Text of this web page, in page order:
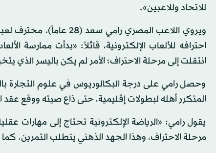
للاتحاد وللاعبين».
ويروي اللاعب المصري
انتقلت إلى مرحلة الاحتراف؛ الأمر لم يكن باليسر
وحصل رامي على درجة البكالوريوس في علوم التجارة
المتكرر أهله لبطولات إقليمية، حتى ذاع صيته ووقع عقد
يقول رامي: «الرياضة الإلكترونية تحتاج إلى مهارات
مرحلة الاحتراف، وهذا الجهد الذهني يتطلب التمرين.